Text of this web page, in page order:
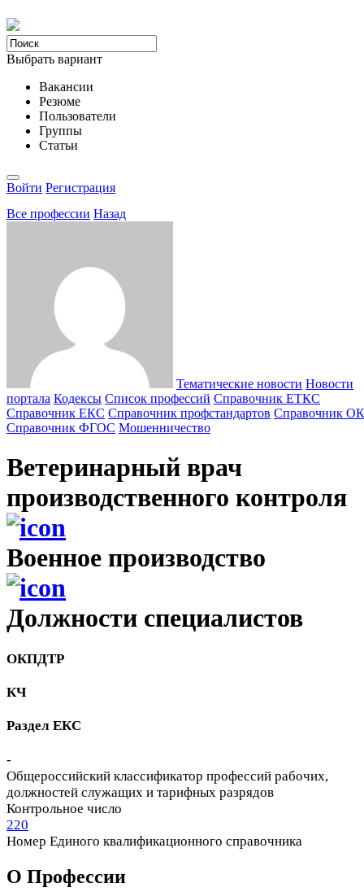
Выбрать вариант
Вакансии
Резюме
Пользователи
Группы
Статьи
Войти Регистрация
Все професcии Назад
Тематические новости Новости
портала Кодексы Cписок профессий Справочник ЕТКС
Справочник ЕКС Справочник профстандартов Справочник
Справочник ФГОС Мошенничество
Ветеринарный врач
производственного контроля
Военное производство
Должности cпециалистов
ОКПДТР
КЧ
Раздел ЕКС
-
Общероссийский классификатор профессий рабочих,
должностей служащих и тарифных разрядов
Контрольное число
220
Номер Единого квалификационного справочника
О Профеcсии